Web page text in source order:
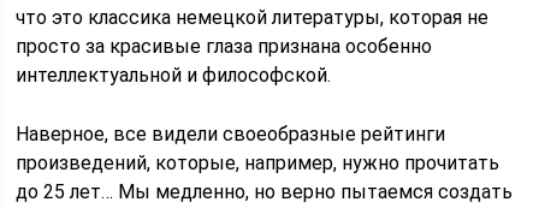
что это классика немецкой литературы, которая не
просто за красивые глаза признана особенно
интеллектуальной и философской.
Наверное, все видели своеобразные рейтинги
произведений, которые, например, нужно прочитать
до 25 лет… Мы медленно, но верно пытаемся создать